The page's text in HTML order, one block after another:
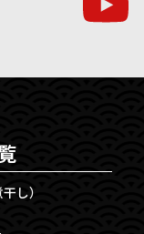
し）